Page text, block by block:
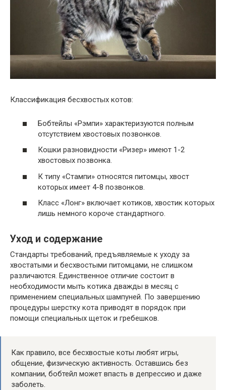
Классификация бесхвостых котов:
Бобтейлы «Рэмпи» характеризуются полным
отсутствием хвостовых позвонков.
Кошки разновидности «Ризер» имеют 1-2
хвостовых позвонка.
К типу «Стампи» относятся питомцы, хвост
которых имеет 4-8 позвонков.
Класс «Лонг» включает котиков, хвостик которых
лишь немного короче стандартного.
Уход и содержание
Стандарты требований, предъявляемые к уходу за
хвостатыми и бесхвостыми питомцами, не слишком
различаются. Единственное отличие состоит в
необходимости мыть котика дважды в месяц с
применением специальных шампуней. По завершению
процедуры шерстку кота приводят в порядок при
помощи специальных щеток и гребешков.
Как правило, все бесхвостые коты любят игры,
общение, физическую активность. Оставшись без
компании, бобтейл может впасть в депрессию и даже
заболеть.